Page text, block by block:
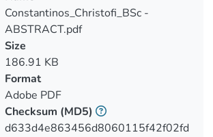
διάφορα σημεία της Κύπρου. Η παρούσα
πτυχιακή εργασία ασχολείται με την
αναβάθμιση της υπάρχουσας
διαδικτυακής πλατφόρμας του ΤΕΠΑΚ, η
οποία ασχολείται με την οπτικοποίηση
πλοίων στο χάρτη της ιστοσελίδας,
αλλά και την ανάπτυξη νέων
λειτουργιών. Κύριοι στόχοι της εργασίας
Constantinos_Christofi_BSc -
ABSTRACT.pdf
Size
186.91 KB
Format
Adobe PDF
Checksum (MD5)
d633d4e863456d8060115f42f02fd